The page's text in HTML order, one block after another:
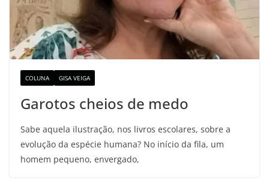
COLUNA GISA VEIGA
Garotos cheios de medo
Sabe aquela ilustração, nos livros escolares, sobre a
evolução da espécie humana? No início da fila, um
homem pequeno, envergado,